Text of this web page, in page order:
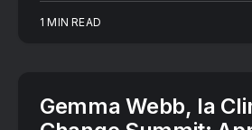
1 MIN READ
Gemma Webb, la